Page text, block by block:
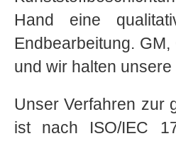
Hand eine
Endbearbeitung.
und wir halten
Unser Verfahren zur
ist nach ISO/IEC